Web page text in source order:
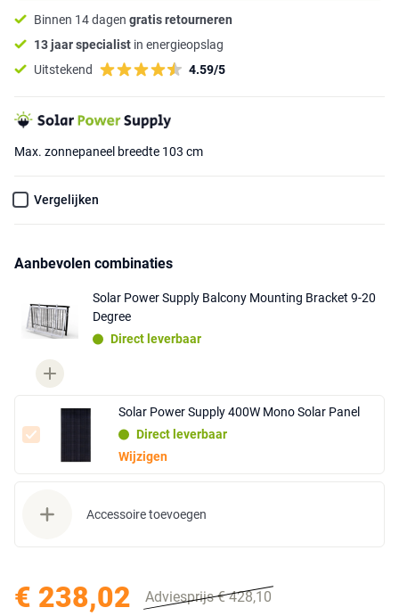
Binnen 14 dagen gratis retourneren
13 jaar specialist in energieopslag
Uitstekend
4.59/5
Max. zonnepaneel breedte 103 cm
Vergelijken
Aanbevolen combinaties
Solar Power Supply Balcony Mounting Bracket 9-20
Degree
Direct leverbaar
Solar Power Supply 400W Mono Solar Panel
Direct leverbaar
Wijzigen
Accessoire toevoegen
€ 238,02 Adviesprijs € 428,10